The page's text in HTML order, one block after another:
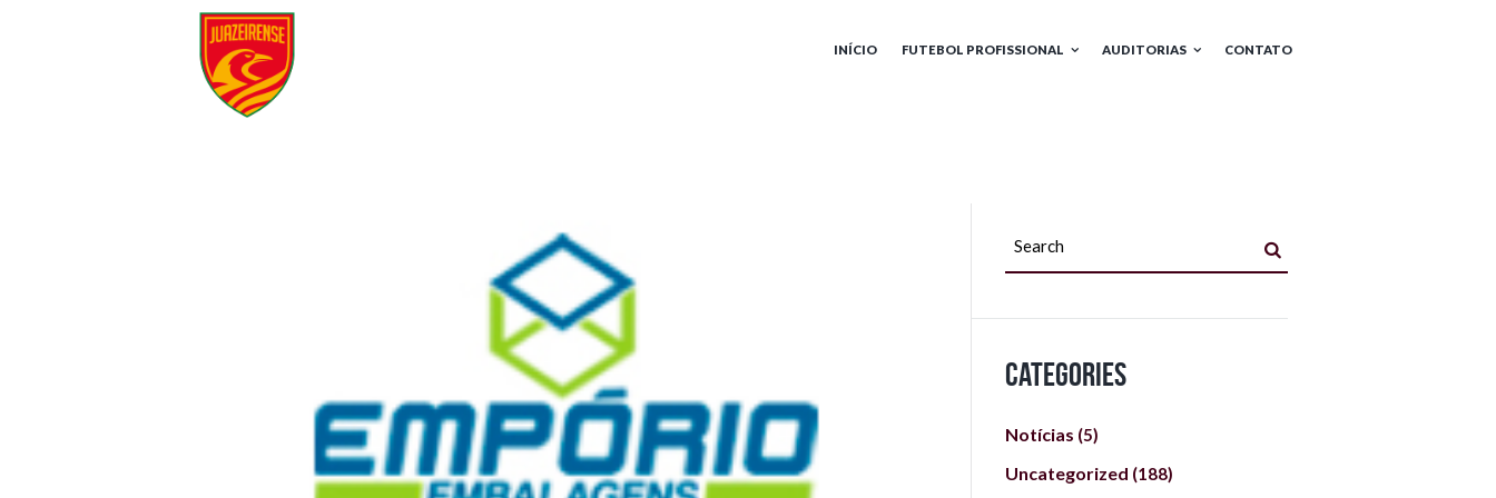
INÍCIO FUTEBOL PROFISSIONAL AUDITORIAS CONTATO
Categories
Notícias (5)
Uncategorized (188)